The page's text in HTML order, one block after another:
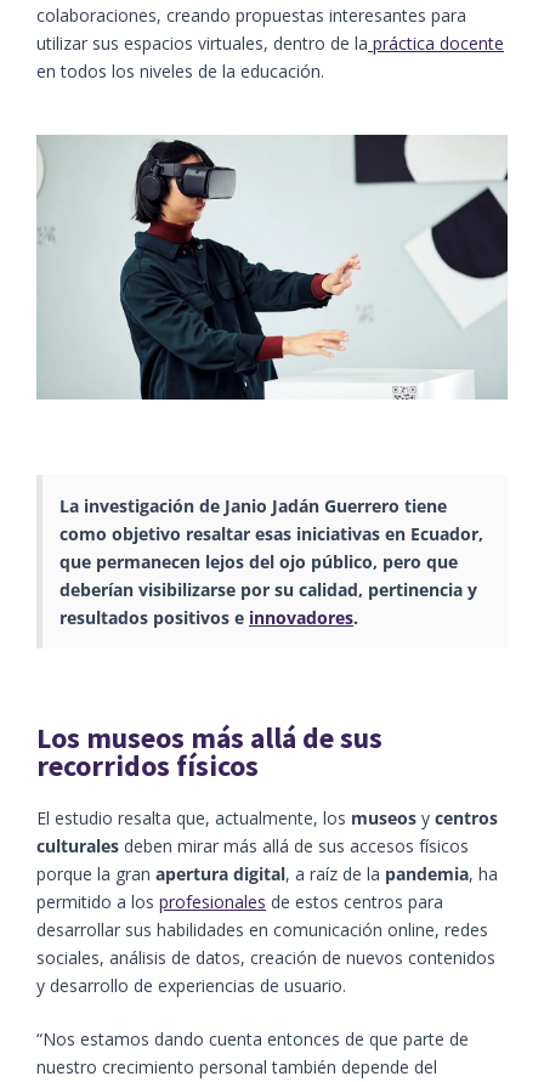
colaboraciones, creando propuestas interesantes para
utilizar sus espacios virtuales, dentro de la práctica docente
en todos los niveles de la educación.
La investigación de Janio Jadán Guerrero tiene
como objetivo resaltar esas iniciativas en Ecuador,
que permanecen lejos del ojo público, pero que
deberían visibilizarse por su calidad, pertinencia y
resultados positivos e innovadores.
Los museos más allá de sus
recorridos físicos
El estudio resalta que, actualmente, los museos y centros
culturales deben mirar más allá de sus accesos físicos
porque la gran apertura digital, a raíz de la pandemia, ha
permitido a los profesionales de estos centros para
desarrollar sus habilidades en comunicación online, redes
sociales, análisis de datos, creación de nuevos contenidos
y desarrollo de experiencias de usuario.
“Nos estamos dando cuenta entonces de que parte de
nuestro crecimiento personal también depende del